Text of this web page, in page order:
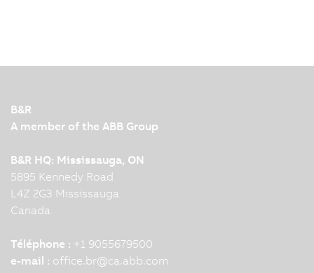
B&R
A member of the ABB Group
B&R HQ: Mississauga, ON
5895 Kennedy Road
L4Z 2G3 Mississauga
Canada
Téléphone : +1 9055679500
e-mail : office.br@ca.abb.com